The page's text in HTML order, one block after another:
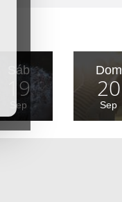
Sáb
19
Sep
Dom
20
Sep